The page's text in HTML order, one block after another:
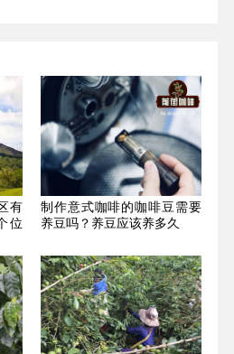
有
位
制作意式咖啡的咖啡豆需要
养豆吗？养豆应该养多久